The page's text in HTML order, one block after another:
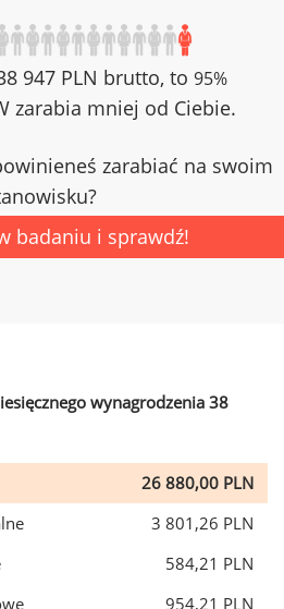
947 PLN brutto, to 95%
zarabia mniej od Ciebie.
zarabiać na swoim
badaniu i sprawdź!
wynagrodzenia 38
26 880,00 PLN
3 801,26 PLN
584,21 PLN
954,21 PLN